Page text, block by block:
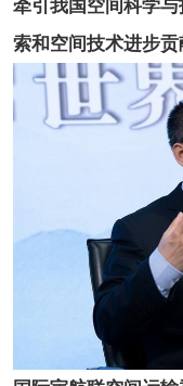
牵引我国空间科学
索和空间技术进步贡